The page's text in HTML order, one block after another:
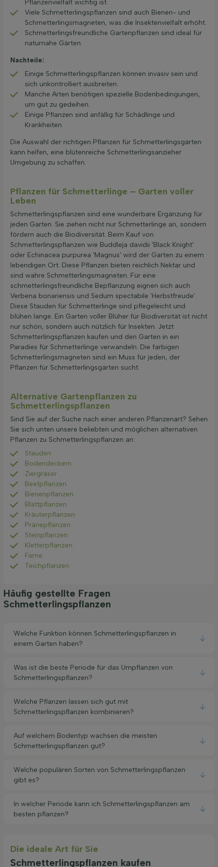
Pflanzenvielfalt wichtig ist.
Viele Schmetterlingspflanzen sind auch Bienen- und
Schmetterlingsmagneten, was die Insektenvielfalt erhöht.
Schmetterlingsfreundliche Gartenpflanzen sind ideal für
naturnahe Gärten.
Nachteile:
Einige Schmetterlingspflanzen können invasiv sein und
sich unkontrolliert ausbreiten.
Manche Arten benötigen spezielle Bodenbedingungen,
um gut zu gedeihen.
Einige Pflanzen sind anfällig für Schädlinge und
Krankheiten.
Die Auswahl der richtigen Pflanzen für Schmetterlingsgärten
kann helfen, eine blütenreiche Schmetterlingsanzieher
Umgebung zu schaffen.
Pflanzen für Schmetterlinge – Garten voller
Leben
Schmetterlingspflanzen sind eine wunderbare Ergänzung für
jeden Garten. Sie ziehen nicht nur Schmetterlinge an, sondern
fördern auch die Biodiversität. Beim Kauf von
Schmetterlingspflanzen wie Buddleja davidii 'Black Knight'
oder Echinacea purpurea 'Magnus' wird der Garten zu einem
lebendigen Ort. Diese Pflanzen bieten reichlich Nektar und
sind wahre Schmetterlingsmagneten. Für eine
schmetterlingsfreundliche Bepflanzung eignen sich auch
Verbena bonariensis und Sedum spectabile 'Herbstfreude'.
Diese Stauden für Schmetterlinge sind pflegeleicht und
blühen lange. Ein Garten voller Blüher für Biodiversität ist nicht
nur schön, sondern auch nützlich für Insekten. Jetzt
Schmetterlingspflanzen kaufen und den Garten in ein
Paradies für Schmetterlinge verwandeln. Die farbigen
Schmetterlingsmagneten sind ein Muss für jeden, der
Pflanzen für Schmetterlingsgärten sucht.
Alternative Gartenpflanzen zu
Schmetterlingspflanzen
Sind Sie auf der Suche nach einer anderen Pflanzenart? Sehen
Sie sich unten unsere beliebten und möglichen alternativen
Pflanzen zu Schmetterlingspflanzen an:
Stauden
Bodendeckern
Ziergräser
Beetpflanzen
Bienenpflanzen
Blattpflanzen
Kräuterpflanzen
Präriepflanzen
Steinpflanzen
Kletterpflanzen
Farne
Teichpflanzen
Häufig gestellte Fragen
Schmetterlingspflanzen
Welche Funktion können Schmetterlingspflanzen in
einem Garten haben?
Was ist die beste Periode für das Umpflanzen von
Schmetterlingspflanzen?
Welche Pflanzen lassen sich gut mit
Schmetterlingspflanzen kombinieren?
Auf welchem Bodentyp wachsen die meisten
Schmetterlingspflanzen gut?
Welche populären Sorten von Schmetterlingspflanzen
gibt es?
In welcher Periode kann ich Schmetterlingspflanzen am
besten pflanzen?
Die ideale Art für Sie
Schmetterlingspflanzen kaufen